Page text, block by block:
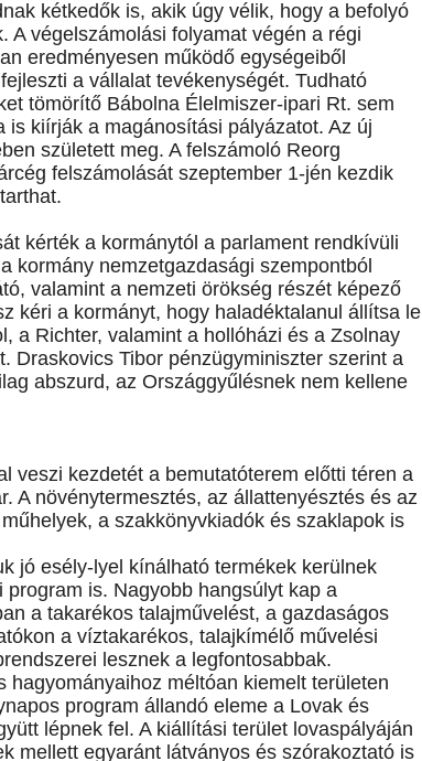
kétkedők is, akik úgy vélik, hogy a befolyó
végelszámolási folyamat végén a régi
eredményesen működő egységeiből
a vállalat tevékenységét. Tudható
tömörítő Bábolna Élelmiszer-ipari Rt. sem
is kiírják a magánosítási pályázatot. Az új
született meg. A felszámoló Reorg
felszámolását szeptember 1-jén kezdik
kérték a kormánytól a parlament rendkívüli
kormány nemzetgazdasági szempontból
valamint a nemzeti örökség részét képező
kéri a kormányt, hogy haladéktalanul állítsa le
a Richter, valamint a hollóházi és a Zsolnay
Draskovics Tibor pénzügyminiszter szerint a
abszurd, az Országgyűlésnek nem kellene
veszi kezdetét a bemutatóterem előtti téren a
A növénytermesztés, az állattenyésztés és az
a szakkönyvkiadók és szaklapok is
jó esély-lyel kínálható termékek kerülnek
is. Nagyobb hangsúlyt kap a
a takarékos talajművelést, a gazdaságos
a víztakarékos, talajkímélő művelési
lesznek a legfontosabbak.
méltóan kiemelt területen
program állandó eleme a Lovak és
lépnek fel. A kiállítási terület lovaspályáján
mellett egyaránt látványos és szórakoztató is